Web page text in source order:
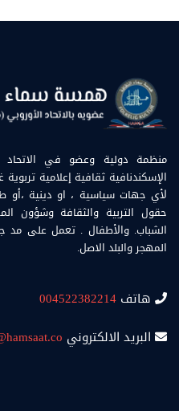
منظمة دولية وعضو في الاتحاد
الإسكندنافية ثقافية إعلامية تربوية
لأي جهات سياسية ، او دينية
حقول التربية والثقافة وشؤون
الشباب. والأطفال . تعمل على مد
المهجر والبلد الاصل.
هاتف 004522382214
البريد الالكتروني